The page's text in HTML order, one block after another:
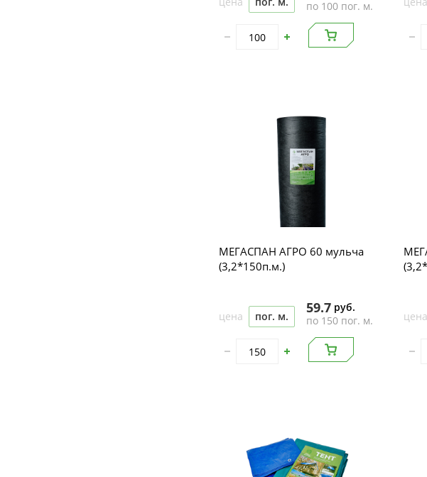
по 100 пог. м.
МЕГАСПАН АГРО 60 мульча
(3,2*150п.м.)
цена пог. м.
59.7 руб.
по 150 пог. м.
цена